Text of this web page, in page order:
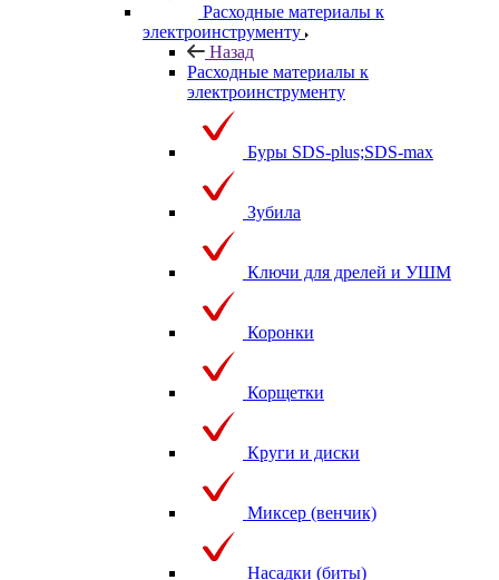
Расходные материалы к
электроинструменту
Назад
Расходные материалы к
электроинструменту
Буры SDS-plus;SDS-max
Зубила
Ключи для дрелей и УШМ
Коронки
Корщетки
Круги и диски
Миксер (венчик)
Насадки (биты)